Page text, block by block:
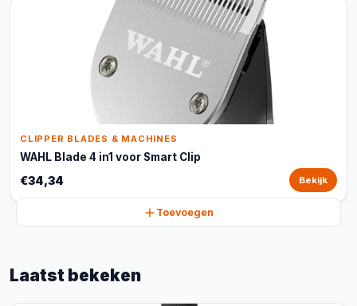
CLIPPER BLADES & MACHINES
WAHL Blade 4 in1 voor Smart Clip
€34,34 Bekijk
Toevoegen
Laatst bekeken